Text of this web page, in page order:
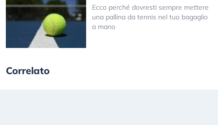
Ecco perché dovresti sempre mettere
una pallina da tennis nel tuo bagaglio
a mano
Correlato